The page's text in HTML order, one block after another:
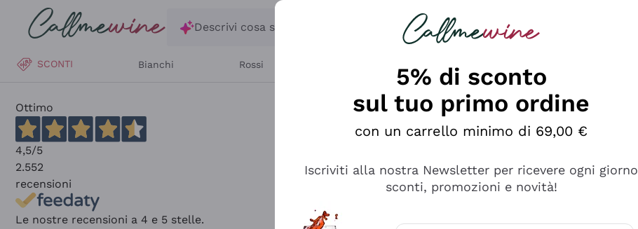
Salta al contenuto principale
Descrivi cosa stai cercando
SCONTI Bianchi Rossi
Ottimo
4,5/5
2.552
recensioni
Le nostre recensioni a 4 e 5 stelle.
5% di sconto
sul tuo primo ordine
con un carrello minimo di 69,00 €
Iscriviti alla nostra Newsletter per ricevere ogni giorno
sconti, promozioni e novità!